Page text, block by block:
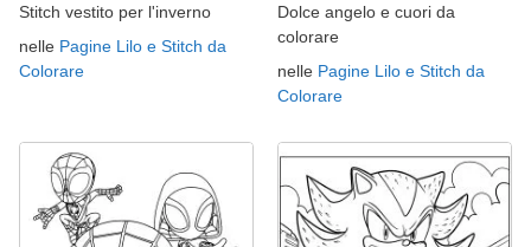
Stitch vestito per l'inverno
nelle Pagine Lilo e Stitch da
Colorare
Dolce angelo e cuori da
colorare
nelle Pagine Lilo e Stitch da
Colorare